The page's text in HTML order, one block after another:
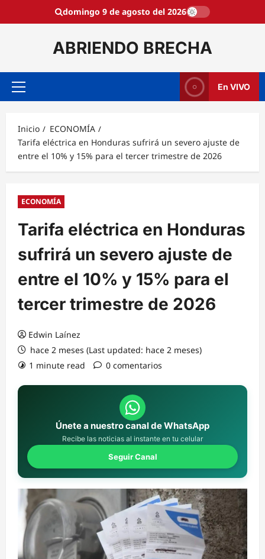
domingo 9 de agosto del 2026
ABRIENDO BRECHA
Menú
En VIVO
Inicio
ECONOMÍA
Tarifa eléctrica en Honduras sufrirá un severo ajuste de
entre el 10% y 15% para el tercer trimestre de 2026
ECONOMÍA
Tarifa eléctrica en Honduras
sufrirá un severo ajuste de
entre el 10% y 15% para el
tercer trimestre de 2026
Edwin Laínez
hace 2 meses (Last updated: hace 2 meses)
1 minute read
0 comentarios
Únete a nuestro canal de WhatsApp
Recibe las noticias al instante en tu celular
Seguir Canal